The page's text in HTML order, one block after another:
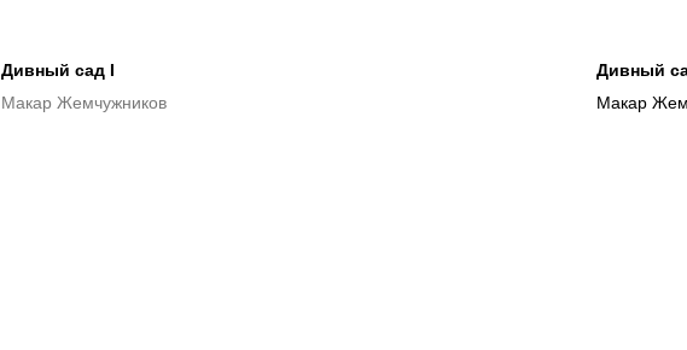
Дивный сад I
Макар Жемчужников
Дивный
Макар